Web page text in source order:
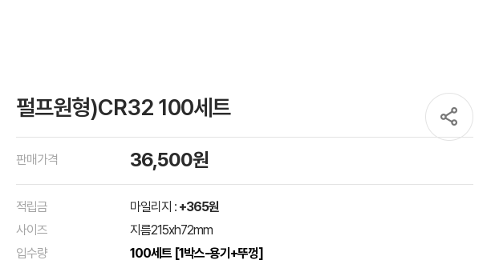
펄프원형)CR32 100세트
판매가격 36,500원
적립금 마일리지 : +365원
사이즈
지름215xh72mm
입수량
100세트 [1박스-용기+뚜껑]